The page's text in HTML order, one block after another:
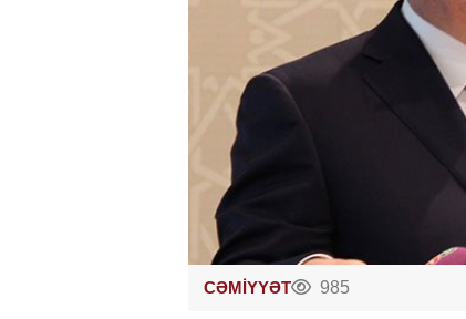
CƏMİYYƏT 985